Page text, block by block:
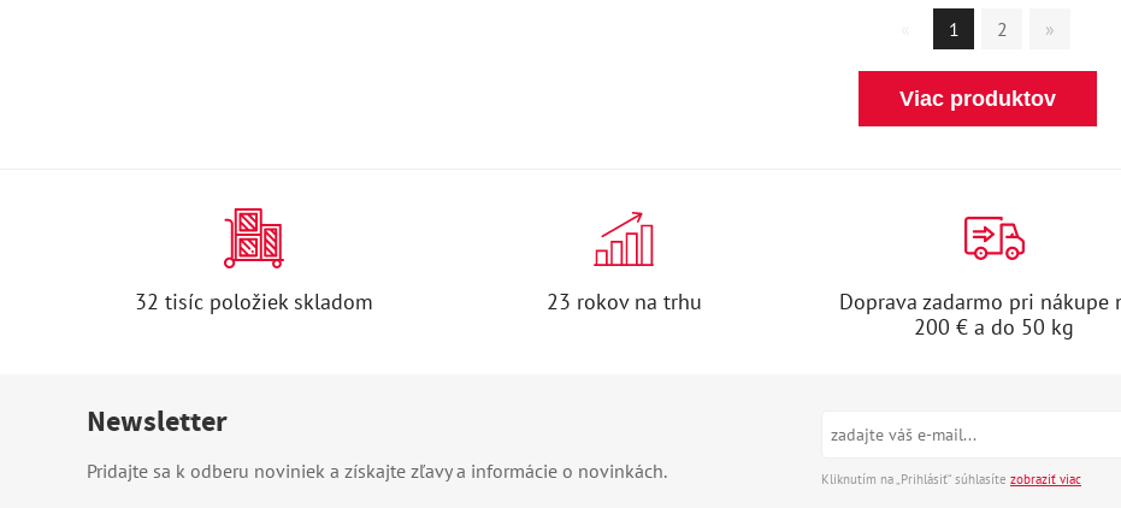
1 2 »
Viac produktov
32 tisíc položiek skladom 23 rokov na trhu
Doprava zadarmo pri nákupe
200 € a do 50 kg
Newsletter
Pridajte sa k odberu noviniek a získajte zľavy a informácie o novinkách. Kliknutím na „Prihlásiť“ súhlasíte zobraziť viac